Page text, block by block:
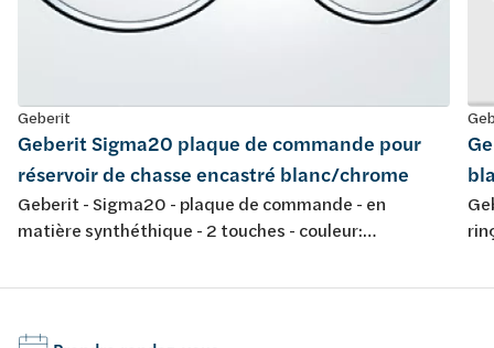
Geberit
Geberit Sigma20 plaque de commande pour
réservoir de chasse encastré blanc/chrome
Geberit - Sigma20 - plaque de commande - en
matière synthéthique - 2 touches - couleur: